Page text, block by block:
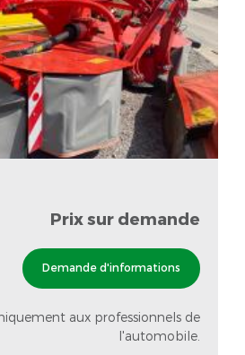
Prix sur demande
Demande d'informations
aux professionnels de
l'automobile.